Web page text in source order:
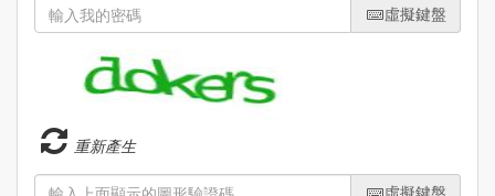
虛擬鍵盤
重新產生
虛擬鍵盤